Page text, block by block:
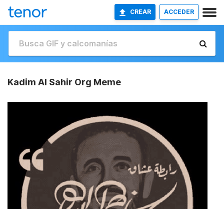
CREAR ACCEDER
Kadim Al Sahir Org Meme